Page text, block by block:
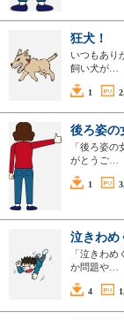
狂犬！
いつもあり
飼い犬が…
1
後ろ姿
「後ろ姿
がとうご…
1
泣きわめ
「泣きわ
か問題や…
4